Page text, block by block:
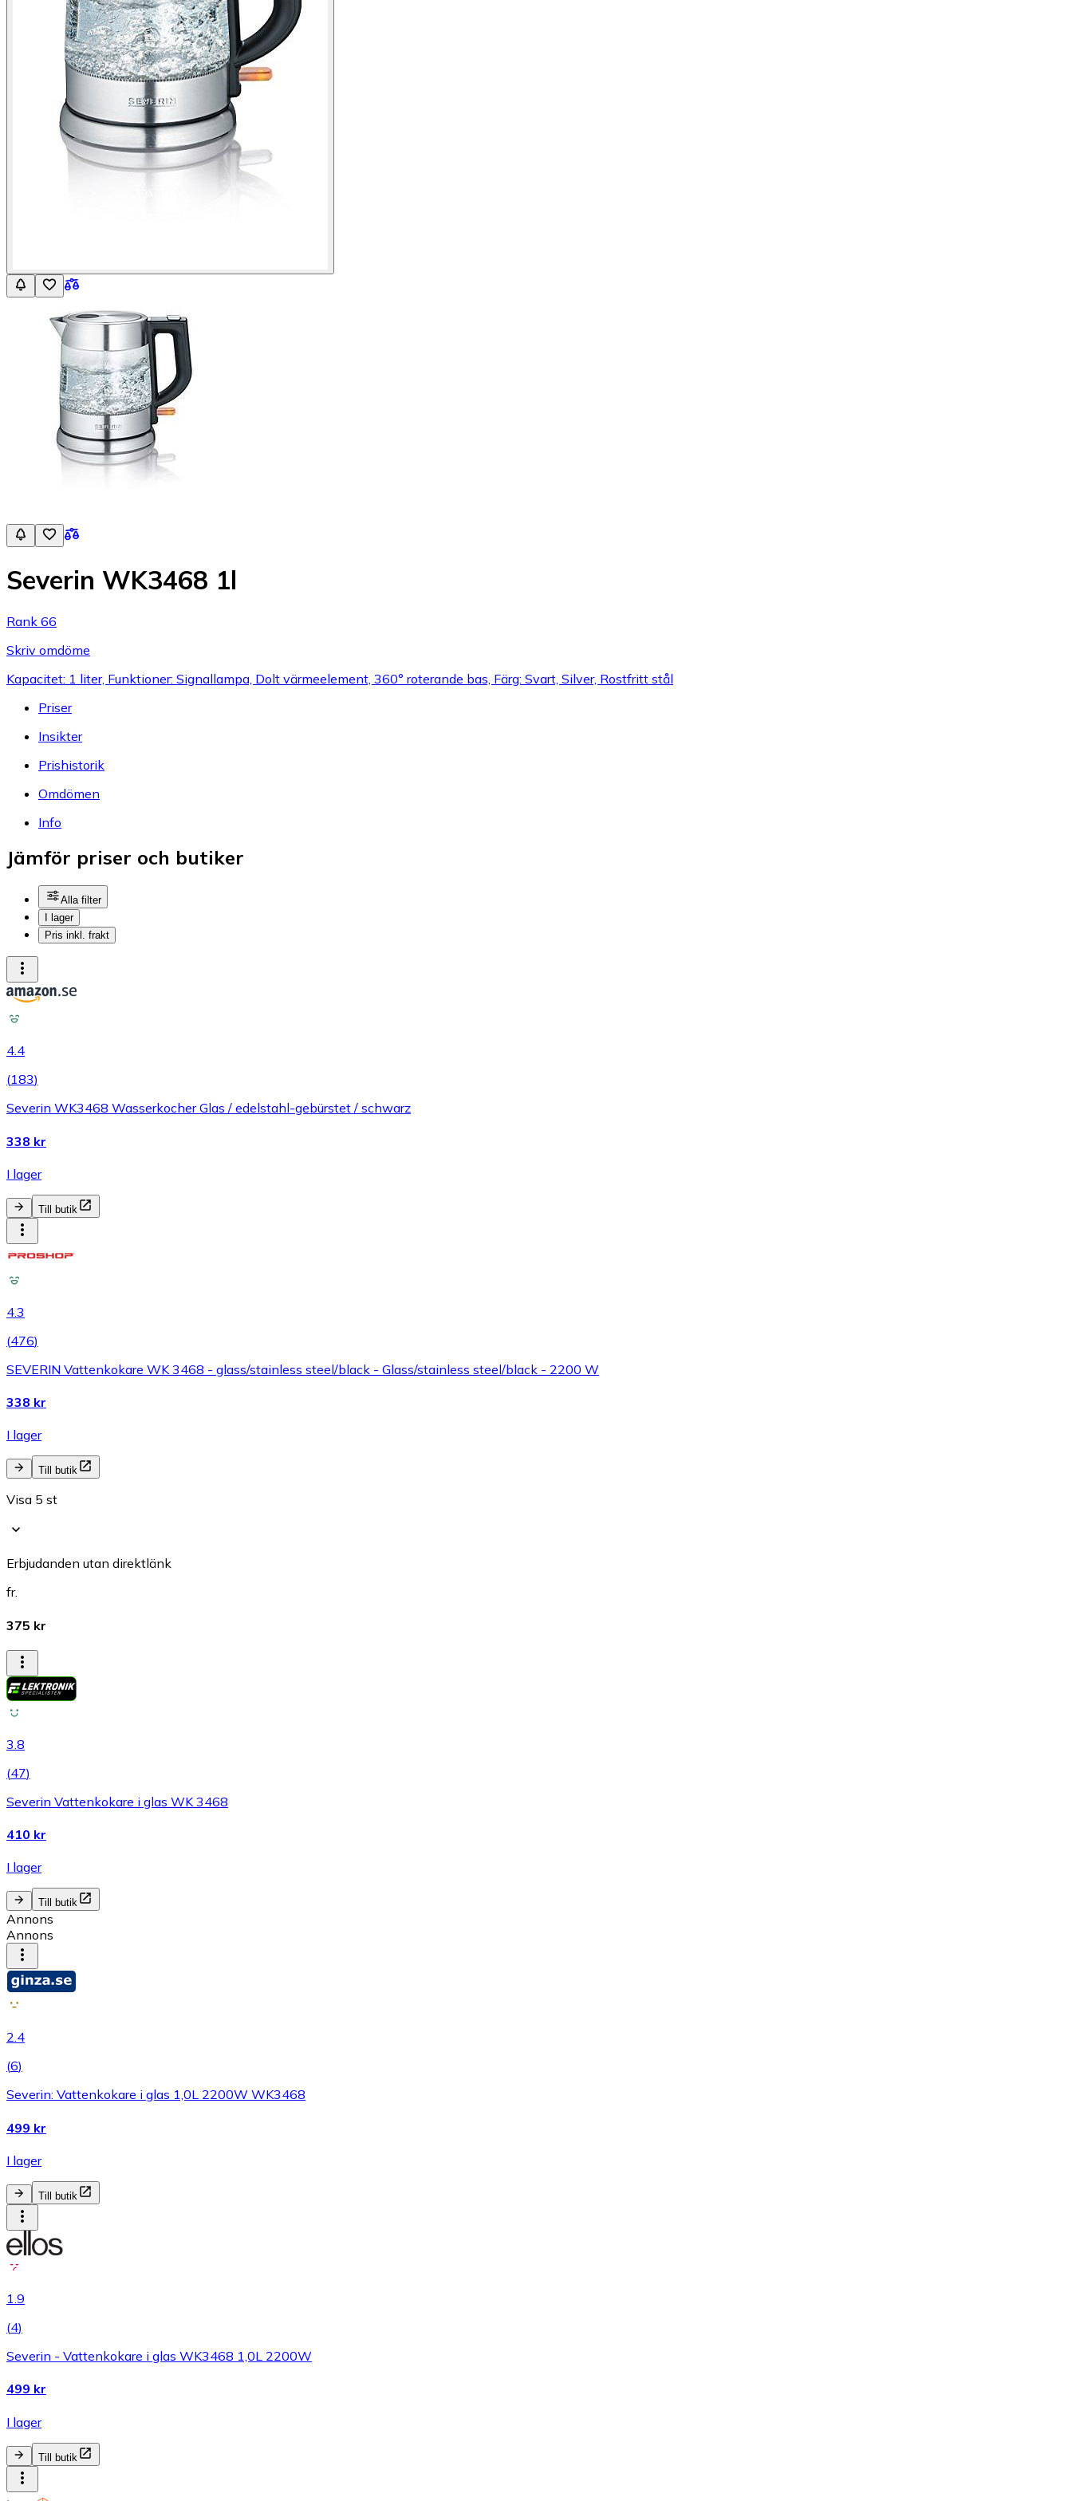
Severin WK3468 1l
Rank 66
Skriv omdöme
Kapacitet: 1 liter, Funktioner: Signallampa, Dolt värmeelement, 360° roterande bas, Färg: Svart, Silver, Rostfritt stål
Priser
Insikter
Prishistorik
Omdömen
Info
Jämför priser och butiker
Alla filter
I lager
Pris inkl. frakt
4.4
(183)
Severin WK3468 Wasserkocher Glas / edelstahl-gebürstet / schwarz
338 kr
I lager
Till butik
4.3
(476)
SEVERIN Vattenkokare WK 3468 - glass/stainless steel/black - Glass/stainless steel/black - 2200 W
338 kr
I lager
Till butik
Visa 5 st
Erbjudanden utan direktlänk
fr.
375 kr
3.8
(47)
Severin Vattenkokare i glas WK 3468
410 kr
I lager
Till butik
Annons
Annons
2.4
(6)
Severin: Vattenkokare i glas 1,0L 2200W WK3468
499 kr
I lager
Till butik
1.9
(4)
Severin - Vattenkokare i glas WK3468 1,0L 2200W
499 kr
I lager
Till butik